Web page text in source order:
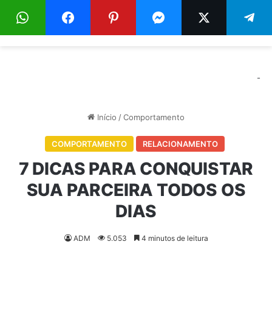
Menu
-
Início /Comportamento
COMPORTAMENTO RELACIONAMENTO
7 DICAS PARA CONQUISTAR
SUA PARCEIRA TODOS OS
DIAS
ADM 5.053 4 minutos de leitura